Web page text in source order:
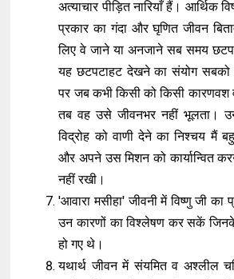
अत्याचार पीड़ित नारियाँ हैं। आर्थिक
प्रकार का गंदा और घृणित जीवन
लिए वे जाने या अनजाने सब समय
यह छटपटाहट देखने का संयोग सबको
पर जब कभी किसी को किसी कारणवश
तब वह उसे जीवनभर नहीं भूलता।
विद्रोह को वाणी देने का निश्चय मैं
और अपने उस मिशन को कार्यान्वित
नहीं रखी।
'आवारा मसीहा' जीवनी में विष्णु जी का
उन कारणों का विश्लेषण कर सकें
हो गए थे।
यथार्थ जीवन में संयमित व अश्लील